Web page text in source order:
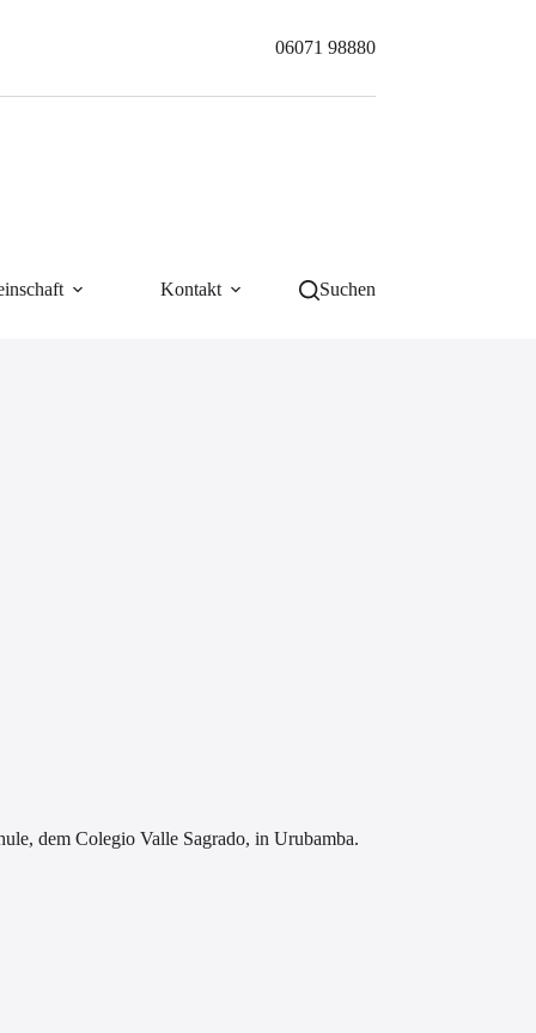
06071 98880
Kontakt Suchen
dem Colegio Valle Sagrado, in Urubamba.